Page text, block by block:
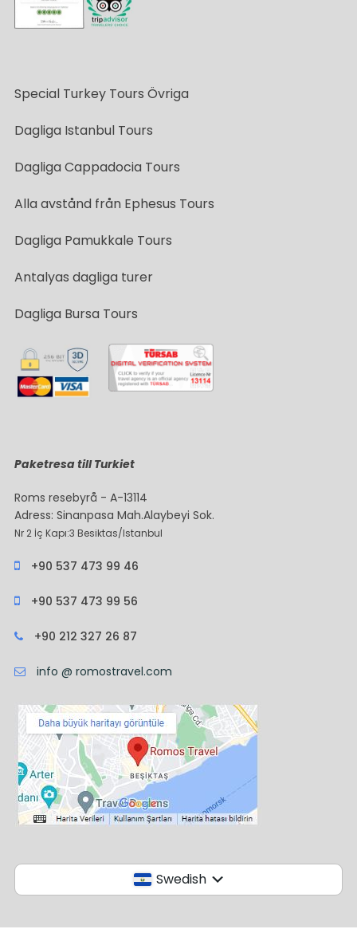
Special Turkey Tours Övriga
Dagliga Istanbul Tours
Dagliga Cappadocia Tours
Alla avstånd från Ephesus Tours
Dagliga Pamukkale Tours
Antalyas dagliga turer
Dagliga Bursa Tours
Paketresa till Turkiet
Roms resebyrå - A-13114
Adress: Sinanpasa Mah.Alaybeyi Sok.
Nr 2 İç Kapı:3 Besiktas/Istanbul
+90 537 473 99 46
+90 537 473 99 56
+90 212 327 26 87
info @ romostravel.com
Swedish